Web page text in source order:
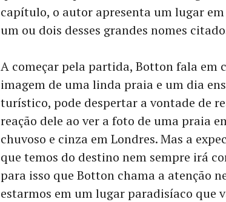
capítulo, o autor apresenta um lugar
um ou dois desses grandes nomes
A começar pela partida, Botton fala em
imagem de uma linda praia e um dia
turístico, pode despertar a vontade de
reação dele ao ver a foto de uma praia
chuvoso e cinza em Londres. Mas a
que temos do destino nem sempre irá
para isso que Botton chama a atenção
estarmos em um lugar paradisíaco que